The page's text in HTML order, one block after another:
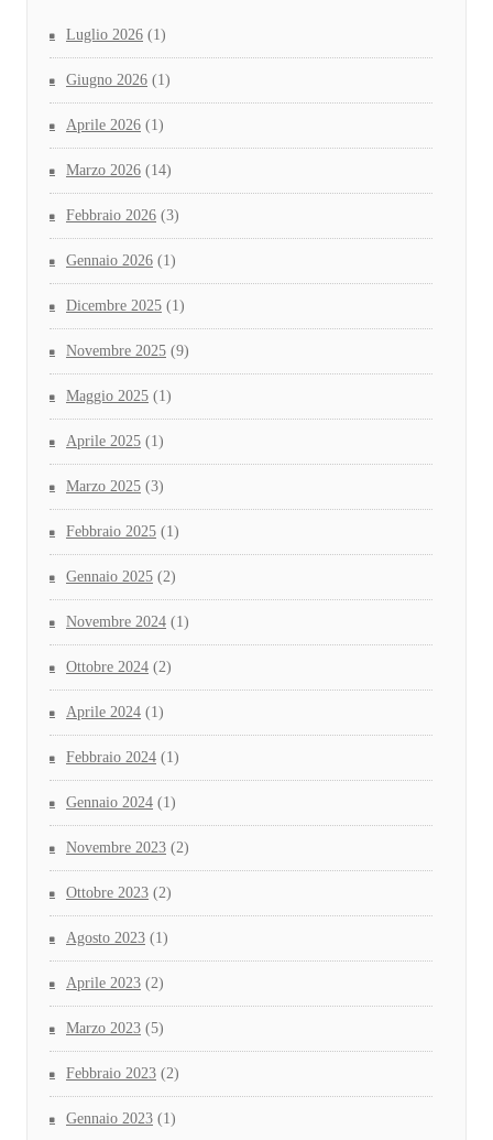
Luglio 2026 (1)
Giugno 2026 (1)
Aprile 2026 (1)
Marzo 2026 (14)
Febbraio 2026 (3)
Gennaio 2026 (1)
Dicembre 2025 (1)
Novembre 2025 (9)
Maggio 2025 (1)
Aprile 2025 (1)
Marzo 2025 (3)
Febbraio 2025 (1)
Gennaio 2025 (2)
Novembre 2024 (1)
Ottobre 2024 (2)
Aprile 2024 (1)
Febbraio 2024 (1)
Gennaio 2024 (1)
Novembre 2023 (2)
Ottobre 2023 (2)
Agosto 2023 (1)
Aprile 2023 (2)
Marzo 2023 (5)
Febbraio 2023 (2)
Gennaio 2023 (1)